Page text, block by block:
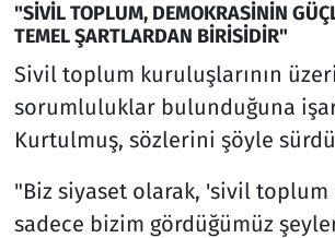
"SİVİL TOPLUM, DEMOKRASİNİN
TEMEL ŞARTLARDAN BİRİSİDİR"
Sivil toplum kuruluşlarının
sorumluluklar bulunduğuna
Kurtulmuş, sözlerini şöyle
"Biz siyaset olarak, 'sivil toplum
sadece bizim gördüğümüz